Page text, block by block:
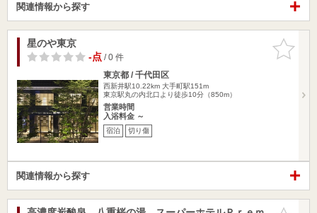
関連情報から探す
お気に入
りに追加
星のや東京
-点/ 0 件
東京都 / 千代田区
西新井駅10.22km 大手町駅151m
東京駅丸の内北口より徒歩10分（850m）
営業時間
入浴料金 ～
宿泊 切り傷
関連情報から探す